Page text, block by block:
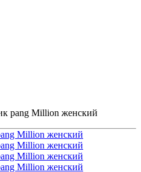
pang Million женский